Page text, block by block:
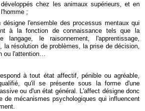
chez les animaux supérieurs, et en
;
désigne l'ensemble des processus mentaux qui
à la fonction de connaissance tels que la
langage, le raisonnement, l'apprentissage,
la résolution de problèmes, la prise de décision,
ou l'attention…
à tout état affectif, pénible ou agréable,
qu'il se présente sous la forme d'une
ou d'un état général. L'affect désigne donc
de mécanismes psychologiques qui influencent